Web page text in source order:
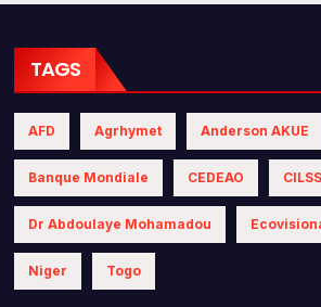
politiques
TAGS
AFD Agrhymet Anderson AKUE
Banque Mondiale CEDEAO CILSS
Dr Abdoulaye Mohamadou
Niger Togo